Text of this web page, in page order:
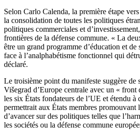
Selon Carlo Calenda, la première étape
la consolidation de toutes les politiques
politiques commerciales et
frontières de la défense commune. « La
être un grand programme d’éducation et
face à l’analphabétisme fonctionnel qui
déclaré.
Le troisième point du manifeste suggère de
Višegrad d’Europe centrale avec un «
les six États fondateurs de l’UE et étendu à
permettrait aux États membres promouvant
d’avancer sur des politiques telles que
les sociétés ou la défense commune